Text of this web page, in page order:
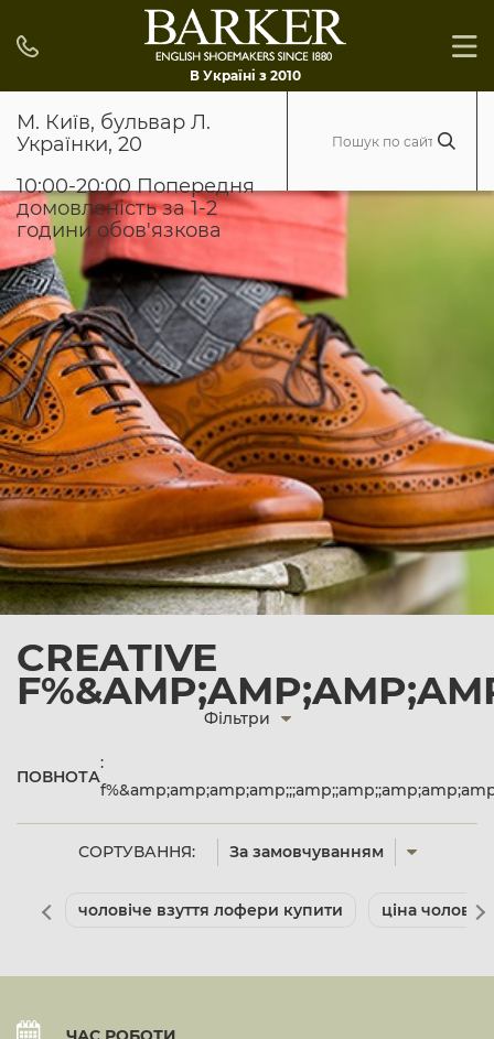
В Україні з 2010
М. Київ, бульвар Л.
Українки, 20
10:00-20:00 Попередня
домовленість за 1-2
години обов'язкова
CREATIVE
СОРТУВАННЯ: За замовчуванням
Фільтри
ПОВНОТА
:
чоловіче взуття лофери купити ціна